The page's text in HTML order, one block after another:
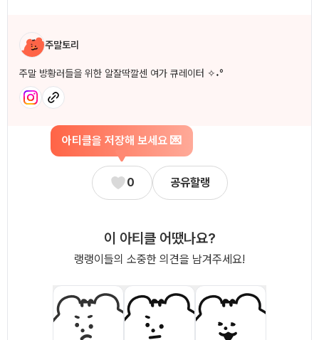
작성자 소개
주말토리
주말 방황러들을 위한 알잘딱깔센 여가 큐레이터 ✧˖°
아티클을 저장해 보세요 💌
0 공유할랭
이 아티클 어땠나요?
랭랭이들의 소중한 의견을 남겨주세요!